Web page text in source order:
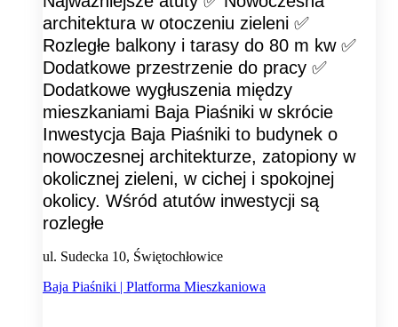
architektura w otoczeniu zieleni ✅
Rozległe balkony i tarasy do 80 m kw ✅
Dodatkowe przestrzenie do pracy ✅
Dodatkowe wygłuszenia między
mieszkaniami Baja Piaśniki w skrócie
Inwestycja Baja Piaśniki to budynek o
nowoczesnej architekturze, zatopiony w
okolicznej zieleni, w cichej i spokojnej
okolicy. Wśród atutów inwestycji są
rozległe
ul. Sudecka 10, Świętochłowice
Baja Piaśniki | Platforma Mieszkaniowa